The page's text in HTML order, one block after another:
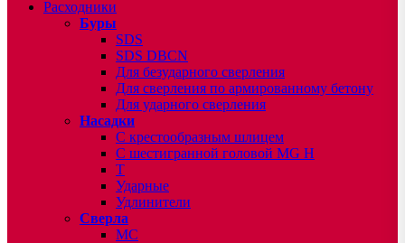
Расходники
Буры
SDS
SDS DBCN
Для безударного сверления
Для сверления по армированному бетону
Для ударного сверления
Насадки
С крестообразным шлицем
С шестигранной головой MG H
T
Ударные
Удлинители
Сверла
МС